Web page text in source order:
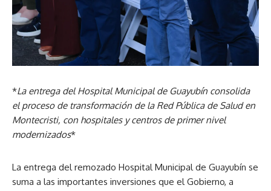
*La entrega del Hospital Municipal de Guayubín consolida
el proceso de transformación de la Red Pública de Salud en
Montecristi, con hospitales y centros de primer nivel
modernizados*
La entrega del remozado Hospital Municipal de Guayubín se
suma a las importantes inversiones que el Gobierno, a